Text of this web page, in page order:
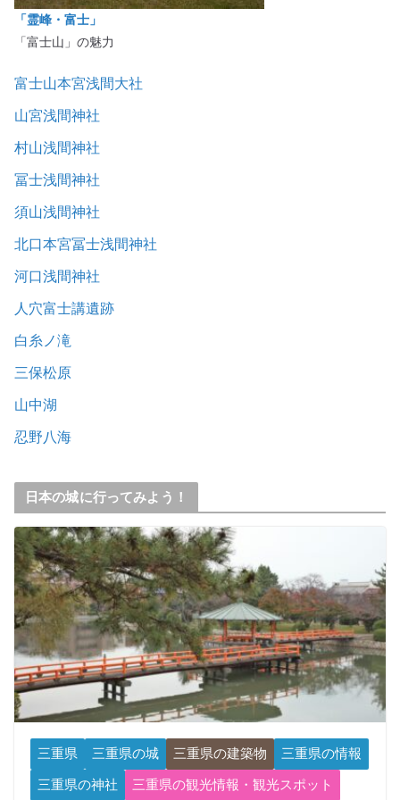
「霊峰・富士」
「富士山」の魅力
富士山本宮浅間大社
山宮浅間神社
村山浅間神社
冨士浅間神社
須山浅間神社
北口本宮冨士浅間神社
河口浅間神社
人穴富士講遺跡
白糸ノ滝
三保松原
山中湖
忍野八海
日本の城に行ってみよう！
三重県 三重県の城 三重県の建築物
三重県の情報
三重県の神社
三重県の観光情報・観光スポット